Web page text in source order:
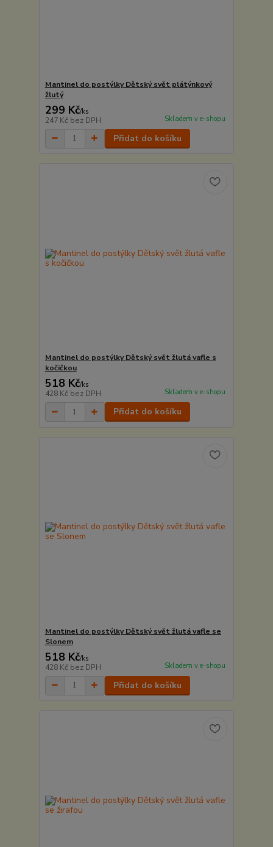
Mantinel do postýlky Dětský svět plátýnkový
žlutý
299 Kč/ks
247 Kč bez DPH Skladem v e-shopu
Přidat do košíku
Mantinel do postýlky Dětský svět žlutá vafle s
kočičkou
518 Kč/ks
428 Kč bez DPH Skladem v e-shopu
Přidat do košíku
Mantinel do postýlky Dětský svět žlutá vafle se
Slonem
518 Kč/ks
428 Kč bez DPH Skladem v e-shopu
Přidat do košíku